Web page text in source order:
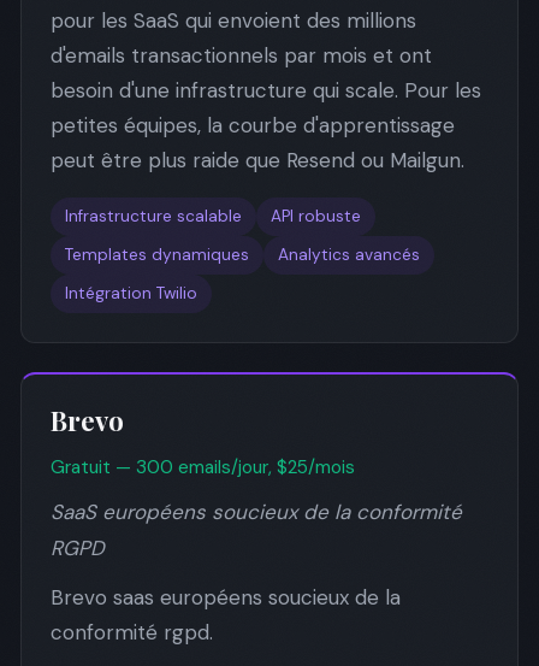
pour les SaaS qui envoient des millions
d'emails transactionnels par mois et ont
besoin d'une infrastructure qui scale. Pour les
petites équipes, la courbe d'apprentissage
peut être plus raide que Resend ou Mailgun.
Infrastructure scalable
API robuste
Templates dynamiques
Analytics avancés
Intégration Twilio
Brevo
Gratuit — 300 emails/jour, $25/mois
SaaS européens soucieux de la conformité
RGPD
Brevo saas européens soucieux de la
conformité rgpd.